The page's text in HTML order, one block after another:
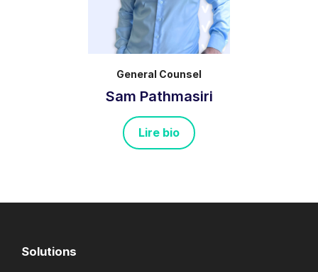
General Counsel
Sam Pathmasiri
Lire bio
Solutions